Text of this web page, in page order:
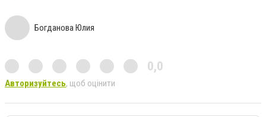
Богданова Юлия
0,0
Авторизуйтесь, щоб оцінити